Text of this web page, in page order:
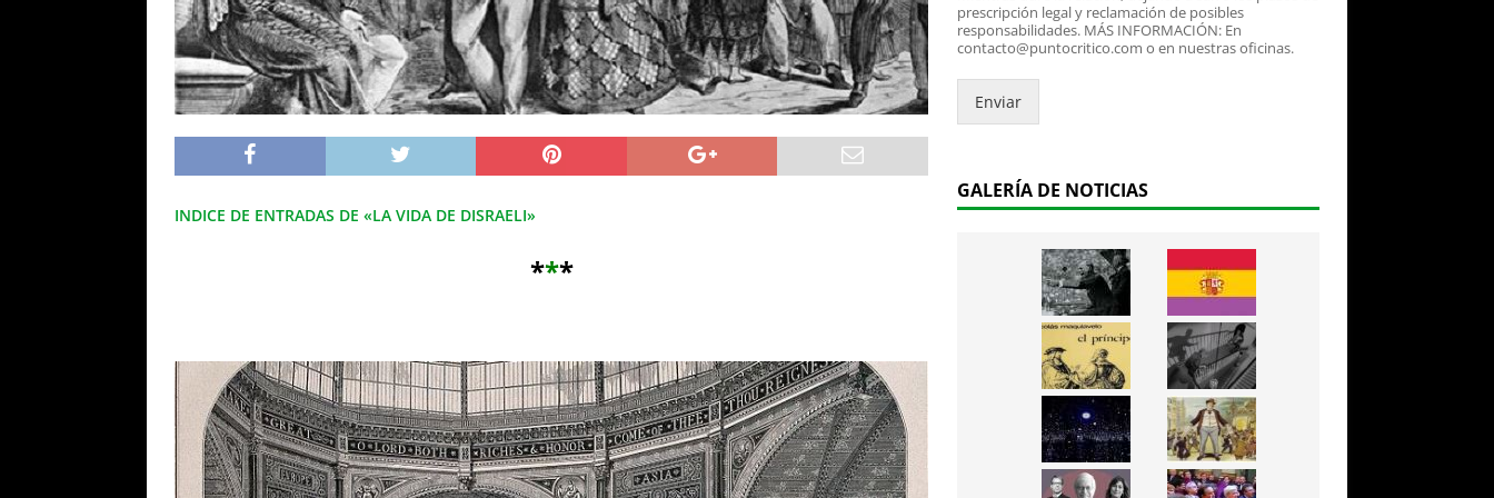
INDICE DE ENTRADAS DE «LA VIDA DE DISRAELI»
***
i
c
o
.
prescripción legal y reclamación de posibles
responsabilidades. MÁS INFORMACIÓN: En
contacto@puntocritico.com o en nuestras oficinas.
Enviar
GALERÍA DE NOTICIAS